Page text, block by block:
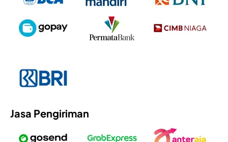
Jasa Pengiriman